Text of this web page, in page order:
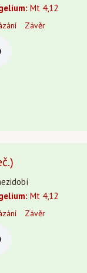
Mt 4,12
Závěr
Mt 4,12
Závěr